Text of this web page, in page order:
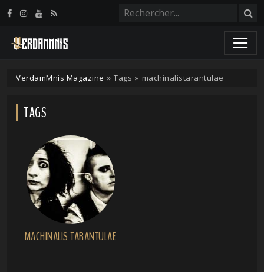
VerdamMnis Magazine » Tags » machinalistarantulae
TAGS
MACHINALIS TARANTULAE
Panneau de gestion des cookies